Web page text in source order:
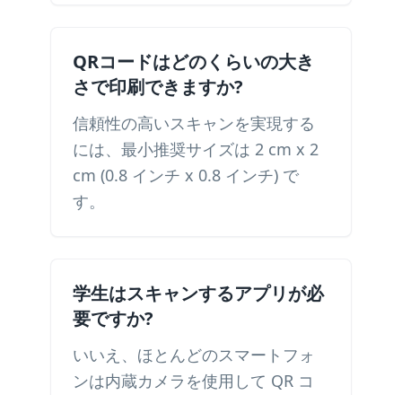
QRコードはどのくらいの大き
さで印刷できますか?
信頼性の高いスキャンを実現する
には、最小推奨サイズは 2 cm x 2
cm (0.8 インチ x 0.8 インチ) で
す。
学生はスキャンするアプリが必
要ですか?
いいえ、ほとんどのスマートフォ
ンは内蔵カメラを使用して QR コ